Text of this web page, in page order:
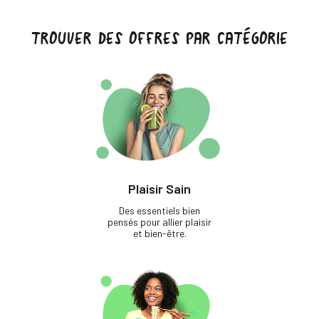
TROUVER DES OFFRES PAR CATÉGORIE
Plaisir Sain
Des essentiels bien
pensés pour allier plaisir
et bien-être.